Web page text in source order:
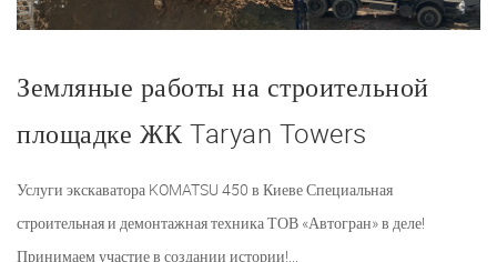
Земляные работы на строительной
площадке ЖК Taryan Towers
Услуги экскаватора KOMATSU 450 в Киеве Специальная
строительная и демонтажная техника ТОВ «Автогран» в деле!
Принимаем участие в создании истории!...